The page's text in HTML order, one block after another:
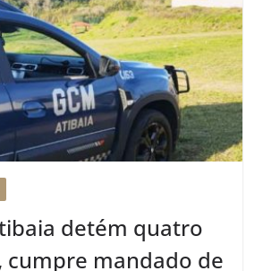
detém quatro
cumpre mandado de